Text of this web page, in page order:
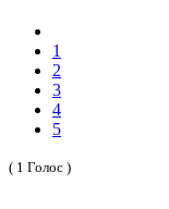
1
2
3
4
5
( 1 Голос )